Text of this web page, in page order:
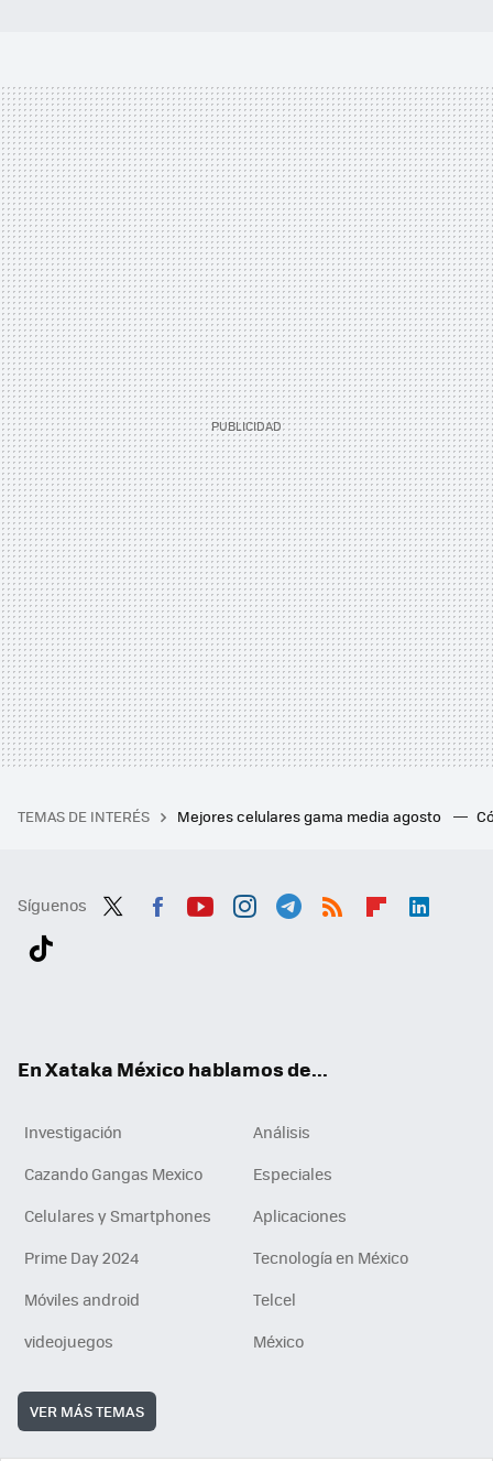
TEMAS DE INTERÉS Mejores celulares gama media agosto
Síguenos
En Xataka México hablamos de...
Investigación
Análisis
Cazando Gangas Mexico
Especiales
Celulares y Smartphones
Aplicaciones
Prime Day 2024
Tecnología en México
Móviles android
Telcel
videojuegos
México
VER MÁS TEMAS